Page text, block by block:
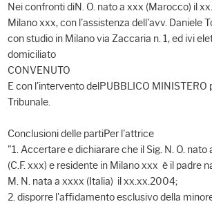
Nei confronti diN. O. nato a xxx (Marocco) il
Milano xxx, con l'assistenza dell'avv. Daniele
con studio in Milano via Zaccaria n. 1, ed ivi
domiciliato
CONVENUTO
E con l'intervento delPUBBLICO MINISTERO
Tribunale.
Conclusioni delle partiPer l'attrice
"1. Accertare e dichiarare che il Sig. N. O.
(C.F. xxx) e residente in Milano xxx è il padre
M. N. nata a xxxx (Italia) il xx.xx.2004;
2. disporre l'affidamento esclusivo della